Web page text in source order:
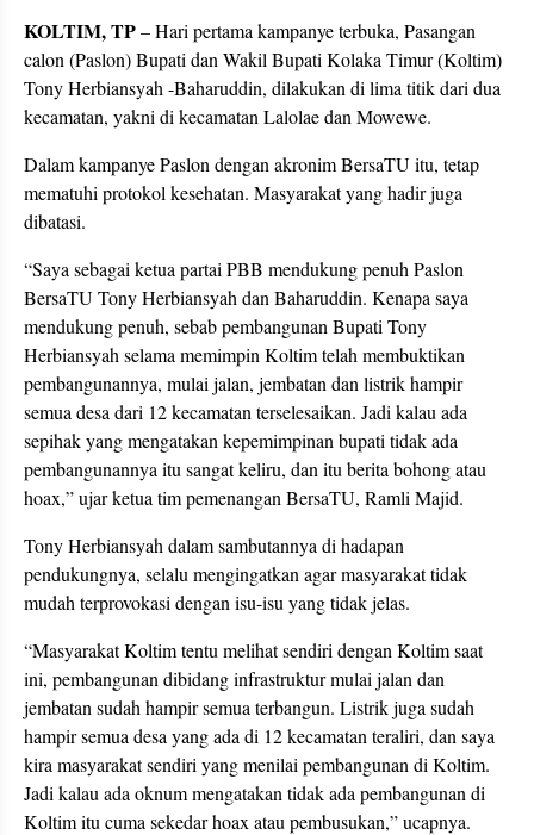
KOLTIM, TP– Hari pertama kampanye terbuka, Pasangan
calon (Paslon) Bupati dan Wakil Bupati Kolaka Timur (Koltim)
Tony Herbiansyah -Baharuddin, dilakukan di lima titik dari dua
kecamatan, yakni di kecamatan Lalolae dan Mowewe.
Dalam kampanye Paslon dengan akronim BersaTU itu, tetap
mematuhi protokol kesehatan. Masyarakat yang hadir juga
dibatasi.
“Saya sebagai ketua partai PBB mendukung penuh Paslon
BersaTU Tony Herbiansyah dan Baharuddin. Kenapa saya
mendukung penuh, sebab pembangunan Bupati Tony
Herbiansyah selama memimpin Koltim telah membuktikan
pembangunannya, mulai jalan, jembatan dan listrik hampir
semua desa dari 12 kecamatan terselesaikan. Jadi kalau ada
sepihak yang mengatakan kepemimpinan bupati tidak ada
pembangunannya itu sangat keliru, dan itu berita bohong atau
hoax,” ujar ketua tim pemenangan BersaTU, Ramli Majid.
Tony Herbiansyah dalam sambutannya di hadapan
pendukungnya, selalu mengingatkan agar masyarakat tidak
mudah terprovokasi dengan isu-isu yang tidak jelas.
“Masyarakat Koltim tentu melihat sendiri dengan Koltim saat
ini, pembangunan dibidang infrastruktur mulai jalan dan
jembatan sudah hampir semua terbangun. Listrik juga sudah
hampir semua desa yang ada di 12 kecamatan teraliri, dan saya
kira masyarakat sendiri yang menilai pembangunan di Koltim.
Jadi kalau ada oknum mengatakan tidak ada pembangunan di
Koltim itu cuma sekedar hoax atau pembusukan,” ucapnya.